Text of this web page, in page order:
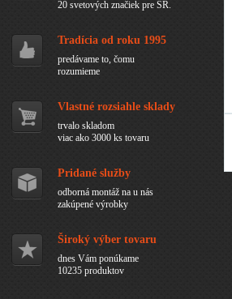
20 svetových značiek pre SR.
Tradícia od roku 1995
predávame to, čomu
rozumieme
Vlastné rozsiahle sklady
trvalo skladom
viac ako 3000 ks tovaru
Pridané služby
odborná montáž na u nás
zakúpené výrobky
Široký výber tovaru
dnes Vám ponúkame
10235 produktov